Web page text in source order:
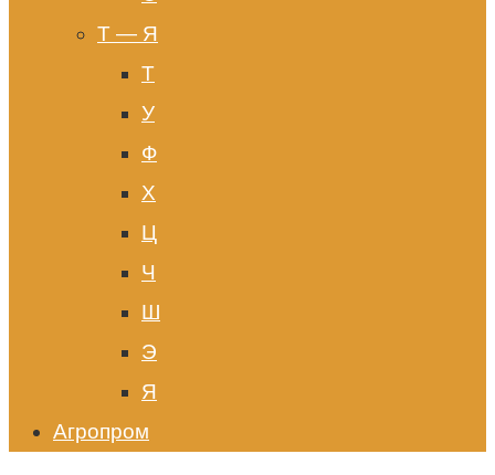
Т — Я
Т
У
Ф
Х
Ц
Ч
Ш
Э
Я
Агропром